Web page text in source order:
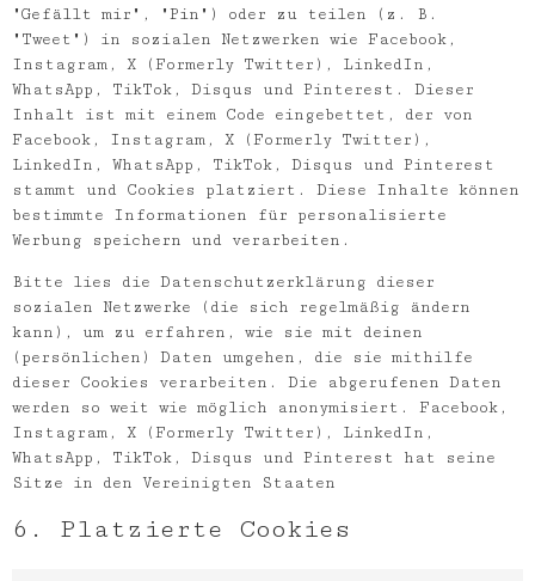
"Gefällt mir", "Pin") oder zu teilen (z. B.
"Tweet") in sozialen Netzwerken wie Facebook,
Instagram, X (Formerly Twitter), LinkedIn,
WhatsApp, TikTok, Disqus und Pinterest. Dieser
Inhalt ist mit einem Code eingebettet, der von
Facebook, Instagram, X (Formerly Twitter),
LinkedIn, WhatsApp, TikTok, Disqus und Pinterest
stammt und Cookies platziert. Diese Inhalte können
bestimmte Informationen für personalisierte
Werbung speichern und verarbeiten.
Bitte lies die Datenschutzerklärung dieser
sozialen Netzwerke (die sich regelmäßig ändern
kann), um zu erfahren, wie sie mit deinen
(persönlichen) Daten umgehen, die sie mithilfe
dieser Cookies verarbeiten. Die abgerufenen Daten
werden so weit wie möglich anonymisiert. Facebook,
Instagram, X (Formerly Twitter), LinkedIn,
WhatsApp, TikTok, Disqus und Pinterest hat seine
Sitze in den Vereinigten Staaten
6. Platzierte Cookies